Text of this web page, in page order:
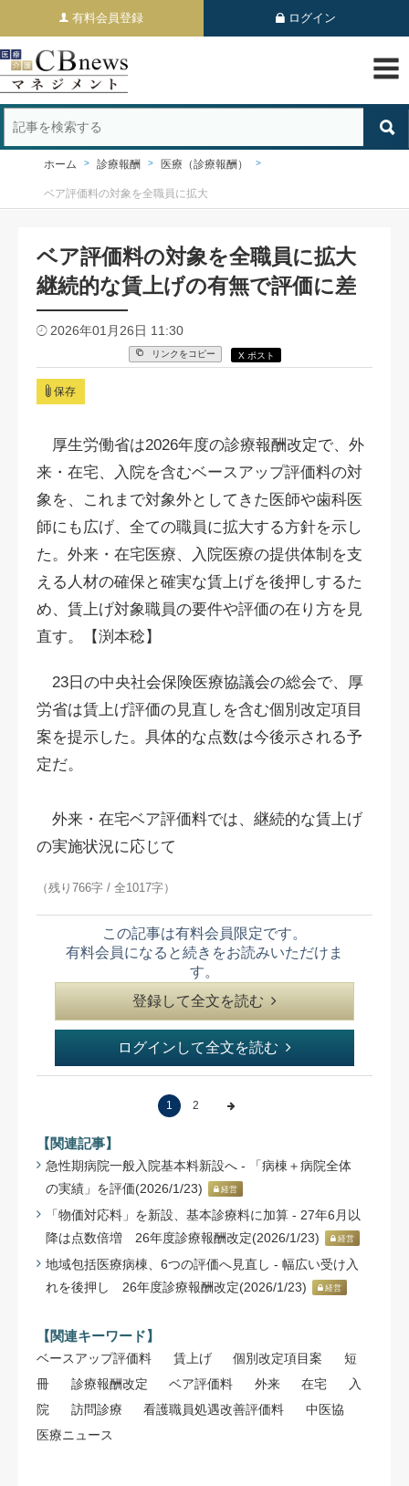
有料会員登録 ログイン
ホーム 診療報酬 医療（診療報酬）
ベア評価料の対象を全職員に拡大
ベア評価料の対象を全職員に拡大
継続的な賃上げの有無で評価に差
2026年01月26日 11:30
リンクをコピー X ポスト
保存
厚生労働省は2026年度の診療報酬改定で、外
来・在宅、入院を含むベースアップ評価料の対
象を、これまで対象外としてきた医師や歯科医
師にも広げ、全ての職員に拡大する方針を示し
た。外来・在宅医療、入院医療の提供体制を支
える人材の確保と確実な賃上げを後押しするた
め、賃上げ対象職員の要件や評価の在り方を見
直す。【渕本稔】
23日の中央社会保険医療協議会の総会で、厚
労省は賃上げ評価の見直しを含む個別改定項目
案を提示した。具体的な点数は今後示される予
定だ。
外来・在宅ベア評価料では、継続的な賃上げ
の実施状況に応じて
（残り766字 / 全1017字）
この記事は有料会員限定です。
有料会員になると続きをお読みいただけま
す。
登録して全文を読む
ログインして全文を読む
1 2
【関連記事】
急性期病院一般入院基本料新設へ - 「病棟＋病院全体
の実績」を評価(2026/1/23)
経営
「物価対応料」を新設、基本診療料に加算 - 27年6月以
降は点数倍増 26年度診療報酬改定(2026/1/23)
経営
地域包括医療病棟、6つの評価へ見直し - 幅広い受け入
れを後押し 26年度診療報酬改定(2026/1/23)
経営
【関連キーワード】
ベースアップ評価料 賃上げ 個別改定項目案
短
冊
診療報酬改定 ベア評価料 外来 在宅
入
院
訪問診療 看護職員処遇改善評価料
中医協
医療ニュース